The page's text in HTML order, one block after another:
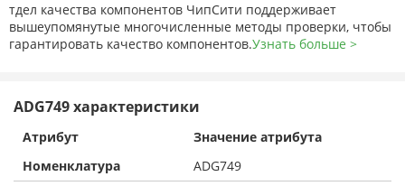
тдел качества компонентов ЧипСити поддерживает
вышеупомянутые многочисленные методы проверки, чтобы
гарантировать качество компонентов.Узнать больше >
ADG749 характеристики
Атрибут
Значение атрибута
Номенклатура
ADG749